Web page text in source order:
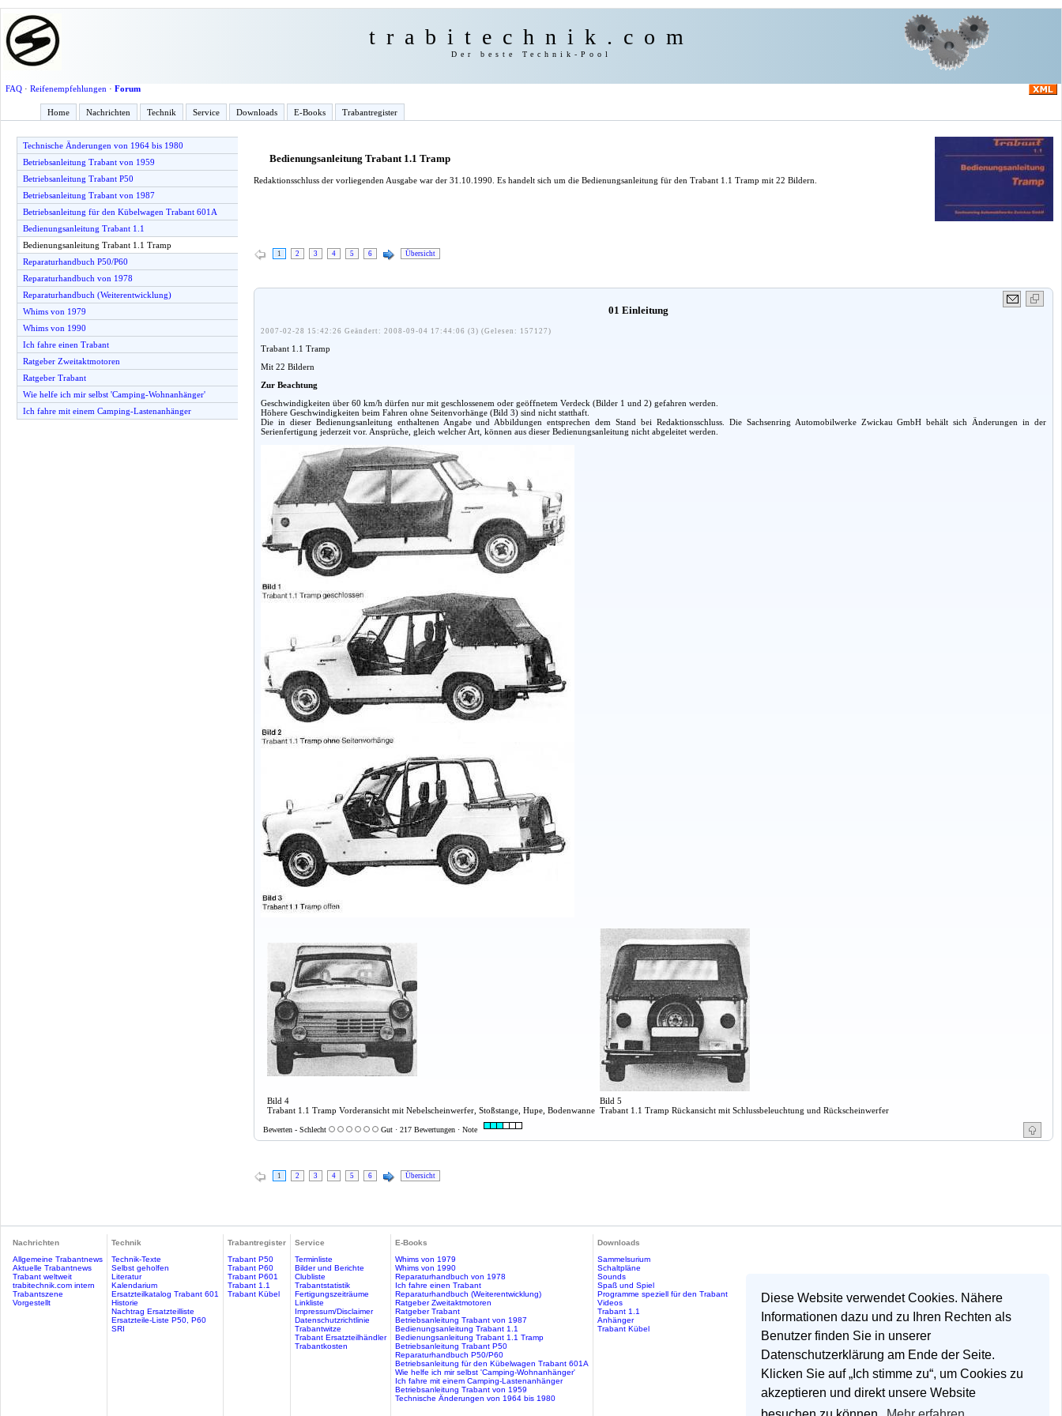
Diese Website verwendet Cookies. Nähere
Informationen dazu und zu Ihren Rechten als
Benutzer finden Sie in unserer
Datenschutzerklärung am Ende der Seite.
Klicken Sie auf „Ich stimme zu“, um Cookies zu
akzeptieren und direkt unsere Website
trabitechnik.com
Der beste Technik-Pool
FAQ· Reifenempfehlungen · Forum
Home Nachrichten Technik Service Downloads E-Books Trabantregister
Technische Änderungen von 1964 bis 1980
Betriebsanleitung Trabant von 1959
Betriebsanleitung Trabant P50
Betriebsanleitung Trabant von 1987
Betriebsanleitung für den Kübelwagen Trabant 601A
Bedienungsanleitung Trabant 1.1
Bedienungsanleitung Trabant 1.1 Tramp
Reparaturhandbuch P50/P60
Reparaturhandbuch von 1978
Reparaturhandbuch (Weiterentwicklung)
Whims von 1979
Whims von 1990
Ich fahre einen Trabant
Ratgeber Zweitaktmotoren
Ratgeber Trabant
Wie helfe ich mir selbst 'Camping-Wohnanhänger'
Ich fahre mit einem Camping-Lastenanhänger
Bedienungsanleitung Trabant 1.1 Tramp
Redaktionsschluss der vorliegenden Ausgabe war der 31.10.1990. Es handelt sich um die Bedienungsanleitung für den Trabant 1.1 Tramp mit 22 Bildern.
1 2 3 4 5 6 Übersicht
01 Einleitung
2007-02-28 15:42:26 Geändert: 2008-09-04 17:44:06 (3) (Gelesen: 157127)
Trabant 1.1 Tramp
Mit 22 Bildern
Zur Beachtung
Geschwindigkeiten über 60 km/h dürfen nur mit geschlossenem oder geöffnetem Verdeck (Bilder 1 und 2) gefahren werden.
Höhere Geschwindigkeiten beim Fahren ohne Seitenvorhänge (Bild 3) sind nicht statthaft.
Die in dieser Bedienungsanleitung enthaltenen Angabe und Abbildungen entsprechen dem Stand bei Redaktionsschluss. Die Sachsenring Automobilwerke Zwickau GmbH behält sich Änderungen in der
Serienfertigung jederzeit vor. Ansprüche, gleich welcher Art, können aus dieser Bedienungsanleitung nicht abgeleitet werden.
Bild 4
Trabant 1.1 Tramp Vorderansicht mit Nebelscheinwerfer, Stoßstange, Hupe, Bodenwanne
Bild 5
Trabant 1.1 Tramp Rückansicht mit Schlussbeleuchtung und Rückscheinwerfer
Bewerten - Schlecht Gut · 217 Bewertungen · Note
1 2 3 4 5 6 Übersicht
Nachrichten
Allgemeine Trabantnews
Aktuelle Trabantnews
Trabant weltweit
trabitechnik.com intern
Trabantszene
Vorgestellt
Technik
Technik-Texte
Selbst geholfen
Literatur
Kalendarium
Ersatzteilkatalog Trabant 601
Historie
Nachtrag Ersatzteilliste
Ersatzteile-Liste P50, P60
SRI
Trabantregister
Trabant P50
Trabant P60
Trabant P601
Trabant 1.1
Trabant Kübel
Service
Terminliste
Bilder und Berichte
Clubliste
Trabantstatistik
Fertigungszeiträume
Linkliste
Impressum/Disclaimer
Datenschutzrichtlinie
Trabantwitze
Trabant Ersatzteilhändler
Trabantkosten
E-Books
Whims von 1979
Whims von 1990
Reparaturhandbuch von 1978
Ich fahre einen Trabant
Reparaturhandbuch (Weiterentwicklung)
Ratgeber Zweitaktmotoren
Ratgeber Trabant
Betriebsanleitung Trabant von 1987
Bedienungsanleitung Trabant 1.1
Bedienungsanleitung Trabant 1.1 Tramp
Betriebsanleitung Trabant P50
Reparaturhandbuch P50/P60
Betriebsanleitung für den Kübelwagen Trabant 601A
Wie helfe ich mir selbst 'Camping-Wohnanhänger'
Ich fahre mit einem Camping-Lastenanhänger
Betriebsanleitung Trabant von 1959
Technische Änderungen von 1964 bis 1980
Downloads
Sammelsurium
Schaltpläne
Sounds
Spaß und Spiel
Programme speziell für den Trabant
Videos
Trabant 1.1
Anhänger
Trabant Kübel